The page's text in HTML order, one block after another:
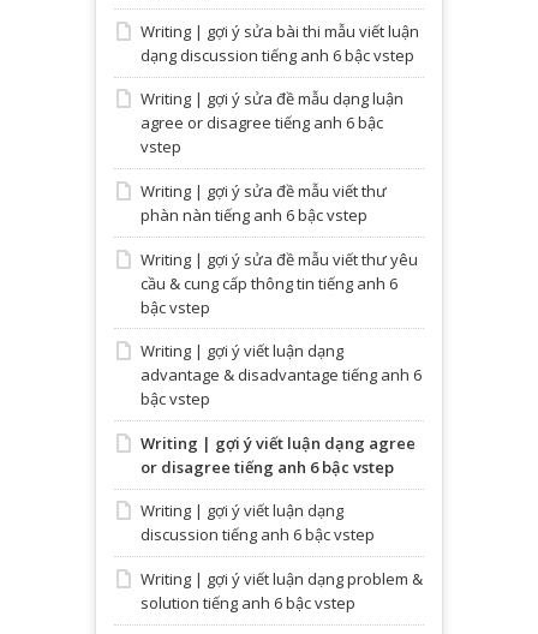
Writing | gợi ý sửa bài thi mẫu viết luận
dạng discussion tiếng anh 6 bậc vstep
Writing | gợi ý sửa đề mẫu dạng luận
agree or disagree tiếng anh 6 bậc
vstep
Writing | gợi ý sửa đề mẫu viết thư
phàn nàn tiếng anh 6 bậc vstep
Writing | gợi ý sửa đề mẫu viết thư yêu
cầu & cung cấp thông tin tiếng anh 6
bậc vstep
Writing | gợi ý viết luận dạng
advantage & disadvantage tiếng anh 6
bậc vstep
Writing | gợi ý viết luận dạng agree
or disagree tiếng anh 6 bậc vstep
Writing | gợi ý viết luận dạng
discussion tiếng anh 6 bậc vstep
Writing | gợi ý viết luận dạng problem &
solution tiếng anh 6 bậc vstep